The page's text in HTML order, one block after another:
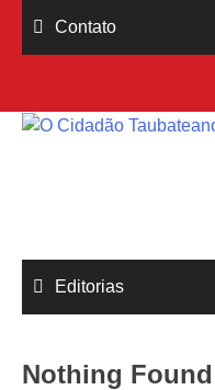
Contato
Editorias
Nothing Found